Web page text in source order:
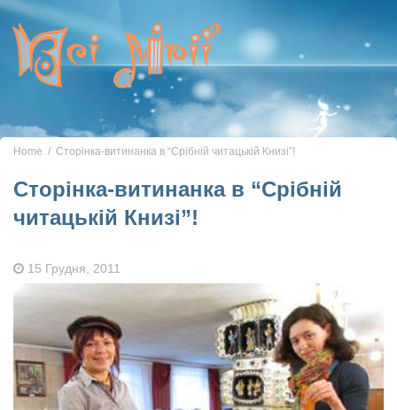
navigation
Home Сторінка-витинанка в “Срібній читацькій Книзі”!
Сторінка-витинанка в “Срібній
читацькій Книзі”!
15 Грудня, 2011